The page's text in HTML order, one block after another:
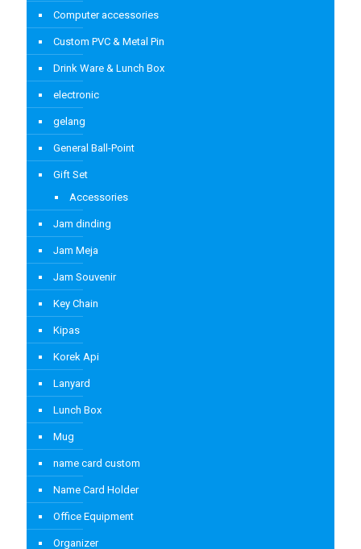
Computer accessories
Custom PVC & Metal Pin
Drink Ware & Lunch Box
electronic
gelang
General Ball-Point
Gift Set
Accessories
Jam dinding
Jam Meja
Jam Souvenir
Key Chain
Kipas
Korek Api
Lanyard
Lunch Box
Mug
name card custom
Name Card Holder
Office Equipment
Organizer